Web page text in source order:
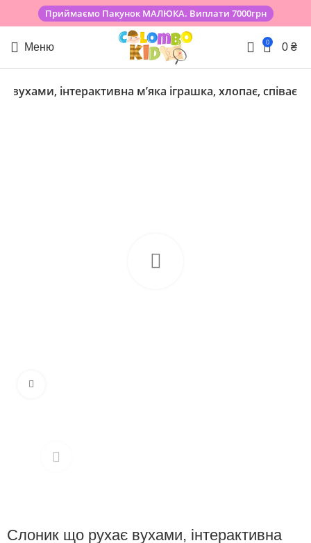
Приймаємо Пакунок МАЛЮКА. Виплати 7000грн
Меню 0 0 ₴
вухами, інтерактивна мʼяка іграшка, хлопає, співає
Слоник що рухає вухами, інтерактивна